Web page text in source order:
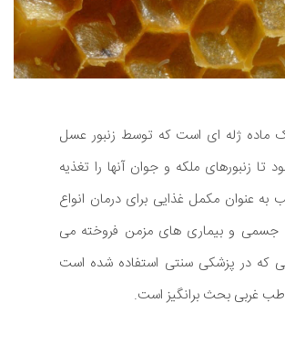
ماده ژله ای است که توسط زنبور عسل
تا زنبورهای ملکه و جوان آنها را تغذیه
به عنوان مکمل غذایی برای درمان انواع
جسمی و بیماری های مزمن فروخته می
که در پزشکی سنتی استفاده شده است
طب غربی بحث برانگیز است.